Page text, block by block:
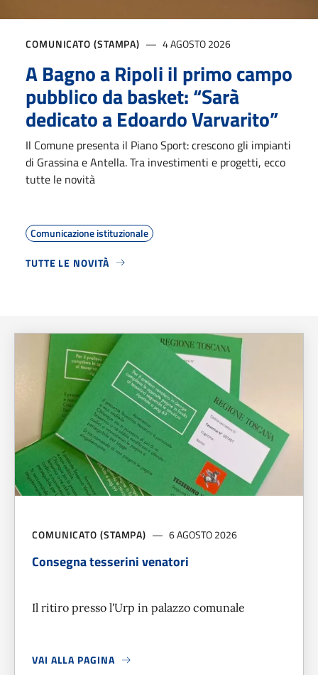
COMUNICATO (STAMPA) 4 AGOSTO 2026
A Bagno a Ripoli il primo campo
pubblico da basket: “Sarà
dedicato a Edoardo Varvarito”
Il Comune presenta il Piano Sport: crescono gli impianti
di Grassina e Antella. Tra investimenti e progetti, ecco
tutte le novità
Comunicazione istituzionale
TUTTE LE NOVITÀ
COMUNICATO (STAMPA) 6 AGOSTO 2026
Consegna tesserini venatori
Il ritiro presso l'Urp in palazzo comunale
VAI ALLA PAGINA
A PROPOSITO DICONSEGNA TESSERINI VENATORI